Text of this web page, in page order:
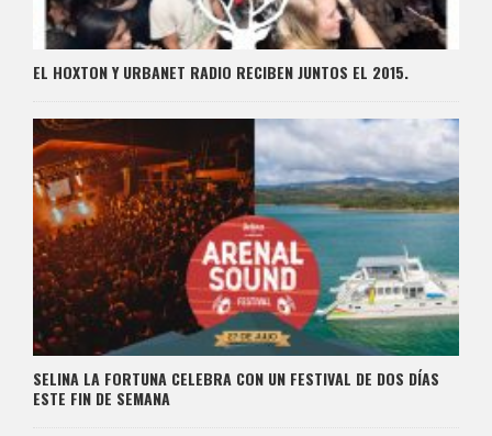
EL HOXTON Y URBANET RADIO RECIBEN JUNTOS EL 2015.
SELINA LA FORTUNA CELEBRA CON UN FESTIVAL DE DOS DÍAS
ESTE FIN DE SEMANA